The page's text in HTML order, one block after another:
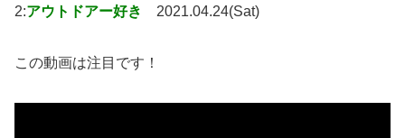
2:アウトドアー好き 2021.04.24(Sat)
この動画は注目です！